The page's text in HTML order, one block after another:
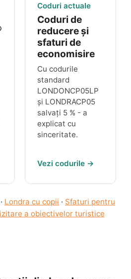
Coduri actuale
Coduri de
reducere și
sfaturi de
economisire
Cu codurile
standard
LONDONCP05LP
și LONDRACP05
salvați 5 % - a
explicat cu
sinceritate.
Vezi codurile →
· Londra cu copii · Sfaturi pentru
a obiectivelor turistice